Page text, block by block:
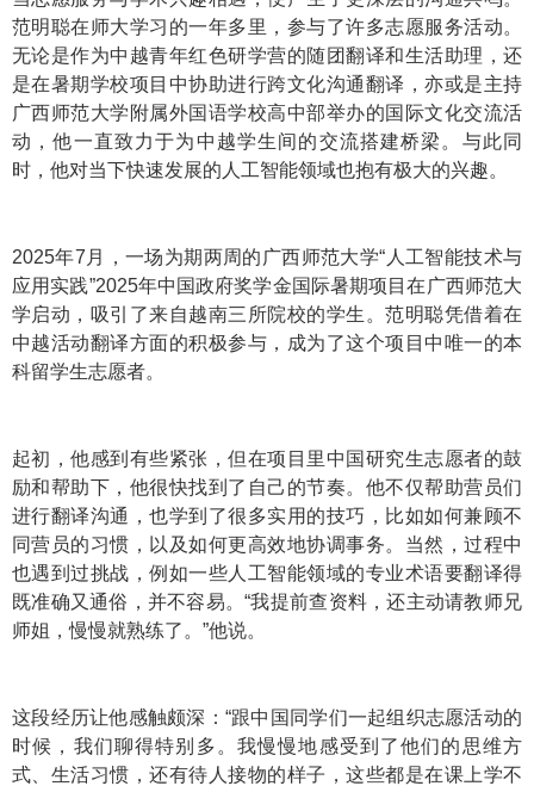
范明聪在师大学习的一年多里，参与了许多志愿服务活动。
无论是作为中越青年红色研学营的随团翻译和生活助理，还
是在暑期学校项目中协助进行跨文化沟通翻译，亦或是主持
广西师范大学附属外国语学校高中部举办的国际文化交流活
动，他一直致力于为中越学生间的交流搭建桥梁。与此同
时，他对当下快速发展的人工智能领域也抱有极大的兴趣。
2025年7月，一场为期两周的广西师范大学“人工智能技术与
应用实践”2025年中国政府奖学金国际暑期项目在广西师范大
学启动，吸引了来自越南三所院校的学生。范明聪凭借着在
中越活动翻译方面的积极参与，成为了这个项目中唯一的本
科留学生志愿者。
起初，他感到有些紧张，但在项目里中国研究生志愿者的鼓
励和帮助下，他很快找到了自己的节奏。他不仅帮助营员们
进行翻译沟通，也学到了很多实用的技巧，比如如何兼顾不
同营员的习惯，以及如何更高效地协调事务。当然，过程中
也遇到过挑战，例如一些人工智能领域的专业术语要翻译得
既准确又通俗，并不容易。“我提前查资料，还主动请教师兄
师姐，慢慢就熟练了。”他说。
这段经历让他感触颇深：“跟中国同学们一起组织志愿活动的
时候，我们聊得特别多。我慢慢地感受到了他们的思维方
式、生活习惯，还有待人接物的样子，这些都是在课上学不